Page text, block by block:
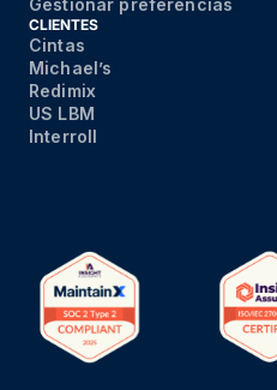
Gestionar preferencias
CLIENTES
Cintas
Michael’s
Redimix
US LBM
Interroll